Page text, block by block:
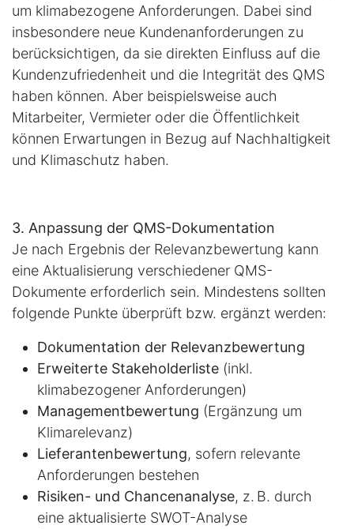
um klimabezogene Anforderungen. Dabei sind
insbesondere neue Kundenanforderungen zu
berücksichtigen, da sie direkten Einfluss auf die
Kundenzufriedenheit und die Integrität des QMS
haben können. Aber beispielsweise auch
Mitarbeiter, Vermieter oder die Öffentlichkeit
können Erwartungen in Bezug auf Nachhaltigkeit
und Klimaschutz haben.
3. Anpassung der QMS-Dokumentation
Je nach Ergebnis der Relevanzbewertung kann
eine Aktualisierung verschiedener QMS-
Dokumente erforderlich sein. Mindestens sollten
folgende Punkte überprüft bzw. ergänzt werden:
Dokumentation der Relevanzbewertung
Erweiterte Stakeholderliste (inkl.
klimabezogener Anforderungen)
Managementbewertung (Ergänzung um
Klimarelevanz)
Lieferantenbewertung, sofern relevante
Anforderungen bestehen
Risiken- und Chancenanalyse, z. B. durch
eine aktualisierte SWOT-Analyse